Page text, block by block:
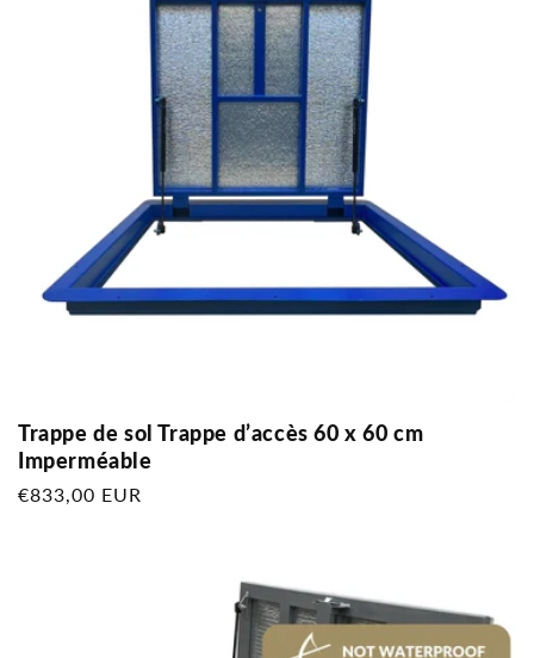
Trappe de sol Trappe d’accès 60 x 60 cm
Imperméable
Prix
€833,00 EUR